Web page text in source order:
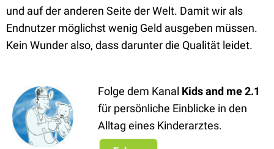
und auf der anderen Seite der Welt. Damit wir als
Endnutzer möglichst wenig Geld ausgeben müssen.
Kein Wunder also, dass darunter die Qualität leidet.
Folge dem Kanal Kids and me 2.1
für persönliche Einblicke in den
Alltag eines Kinderarztes.